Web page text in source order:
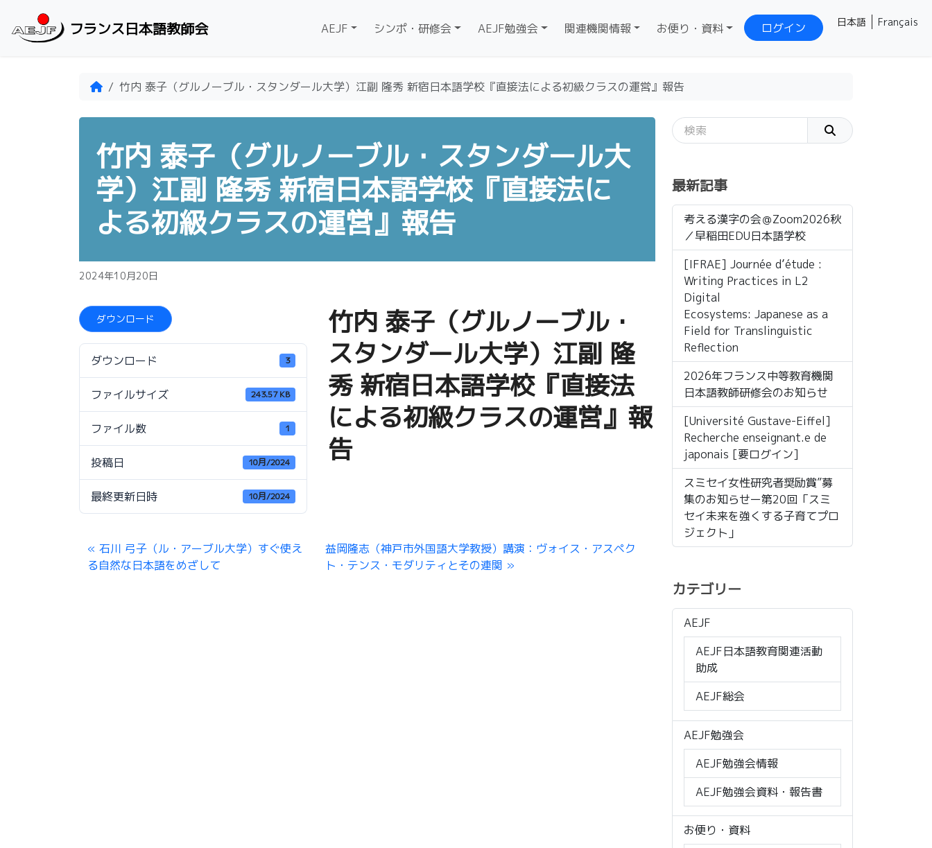
フランス日本語教師会 AEJF シンポ・研修会 AEJF勉強会 関連機関情報 お便り・資料 ログイン Français
日本語
Home竹内 泰子（グルノーブル・スタンダール大学）江副 隆秀 新宿日本語学校『直接法による初級クラスの運営』報告
竹内 泰子（グルノーブル・スタンダール大
学）江副 隆秀 新宿日本語学校『直接法に
よる初級クラスの運営』報告
2024年10月20日
ダウンロード
ダウンロード 3
ファイルサイズ 243.57 KB
ファイル数 1
投稿日 10月/2024
最終更新日時 10月/2024
竹内 泰子（グルノーブル・
スタンダール大学）江副 隆
秀 新宿日本語学校『直接法
による初級クラスの運営』報
告
石川 弓子（ル・アーブル大学）すぐ使え
る自然な日本語をめざして
益岡隆志（神戸市外国語大学教授）講演：ヴォイス・アスペク
ト・テンス・モダリティとその連関
最新記事
考える漢字の会＠Zoom2026秋
／早稲田EDU日本語学校
[IFRAE] Journée d’étude :
Writing Practices in L2
Digital
Ecosystems: Japanese as a
Field for Translinguistic
Reflection
2026年フランス中等教育機関
日本語教師研修会のお知らせ
[Université Gustave-Eiffel]
Recherche enseignant.e de
japonais [要ログイン]
スミセイ女性研究者奨励賞”募
集のお知らせー第20回「スミ
セイ未来を強くする子育てプロ
ジェクト」
カテゴリー
AEJF
AEJF日本語教育関連活動
助成
AEJF総会
AEJF勉強会
AEJF勉強会情報
AEJF勉強会資料・報告書
お便り・資料